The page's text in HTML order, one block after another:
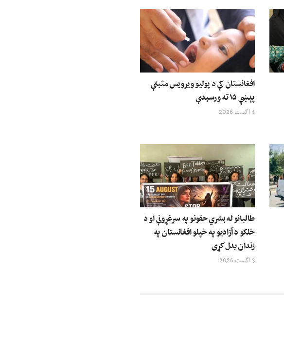
افغانستان کې د پولیو ویرویس مثبتې
پېښې ۱۵ ته ورسېدې
4 اگست 2026
طالبانو له بشري حقونو په سرغړونې او د
خلکو د آزادیو په ځپلو افغانستان په
زندان بدل کړی
3 اگست 2026